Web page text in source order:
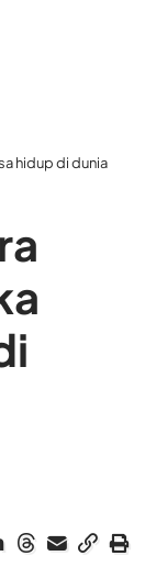
hidup di dunia